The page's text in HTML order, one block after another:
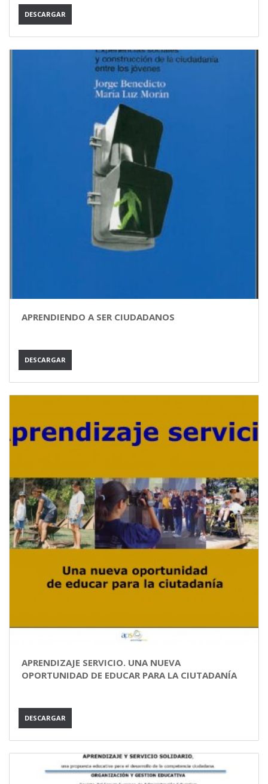
DESCARGAR
APRENDIENDO A SER CIUDADANOS
DESCARGAR
APRENDIZAJE SERVICIO. UNA NUEVA
OPORTUNIDAD DE EDUCAR PARA LA CIUTADANÍA
DESCARGAR